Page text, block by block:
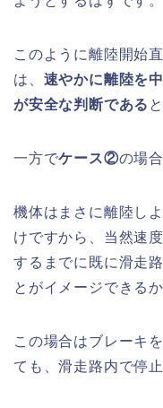
このように離陸開始
は、 速やかに離陸を
が安全な判断である
一方でケース②の場
機体はまさに離陸し
けですから、当然速
するまでに既に滑走
とがイメージできる
この場合はブレーキ
ても、滑走路内で停